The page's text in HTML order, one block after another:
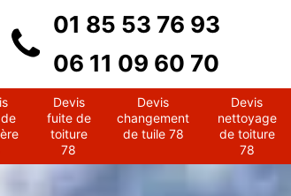
01 85 53 76 93
06 11 09 60 70
Devis
fuite de
toiture
78
Devis
changement
de tuile 78
Devis
nettoyage
de toiture
78